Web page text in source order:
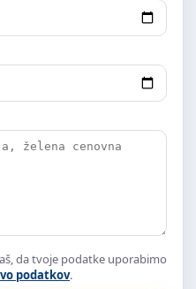
da tvoje podatke uporabimo
podatkov.